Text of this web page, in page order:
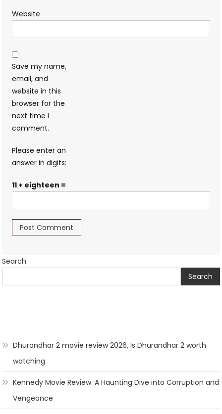
Website
Save my name,
email, and
website in this
browser for the
next time I
comment.
Please enter an
answer in digits:
11 + eighteen =
Search
Search
Dhurandhar 2 movie review 2026, Is Dhurandhar 2 worth
watching
Kennedy Movie Review: A Haunting Dive into Corruption and
Vengeance